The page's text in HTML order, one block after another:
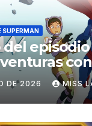
SUPERMAN
episodio
con
DE 2026 MISS